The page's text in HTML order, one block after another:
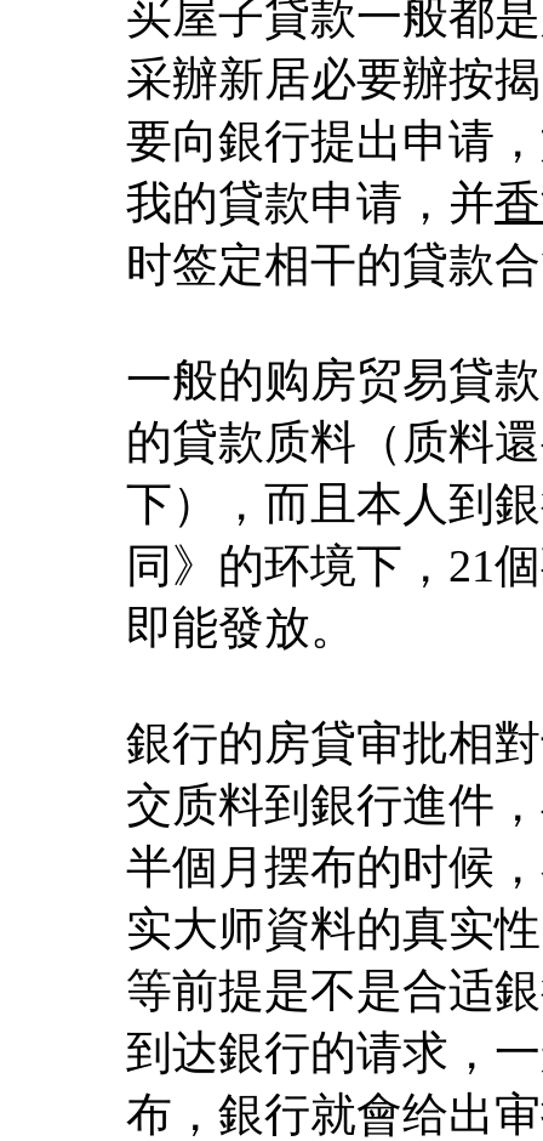
买屋子貸款一般都
采辦新居必要辦按
要向銀行提出申请
我的貸款申请，并
时签定相干的貸款
一般的购房贸易貸
的貸款质料（质料
下），而且本人到
同》的环境下，21
即能發放。
銀行的房貸审批相
交质料到銀行進件
半個月摆布的时候
实大师資料的真实
等前提是不是合适
到达銀行的请求，
布，銀行就會给出